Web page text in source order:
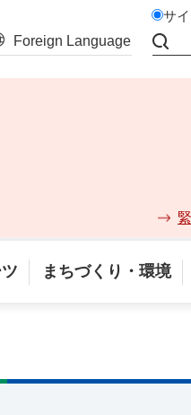
Foreign Language
サ
まちづくり・環境